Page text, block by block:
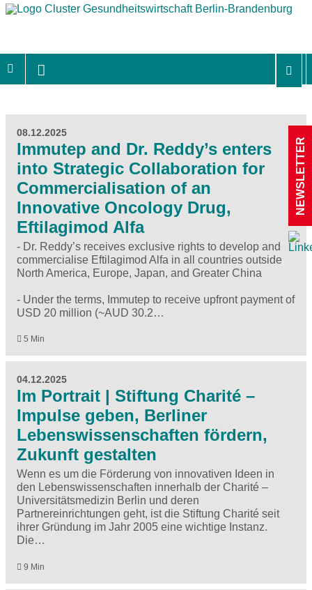
08.12.2025
Immutep and Dr. Reddy’s enters
into Strategic Collaboration for
Commercialisation of an
Innovative Oncology Drug,
Eftilagimod Alfa
- Dr. Reddy’s receives exclusive rights to develop and
commercialise Eftilagimod Alfa in all countries outside
North America, Europe, Japan, and Greater China
- Under the terms, Immutep to receive upfront payment of
USD 20 million (~AUD 30.2…
5 Min
04.12.2025
Im Portrait | Stiftung Charité –
Impulse geben, Berliner
Lebenswissenschaften fördern,
Zukunft gestalten
Wenn es um die Förderung von innovativen Ideen in
den Lebenswissenschaften innerhalb der Charité –
Universitätsmedizin Berlin und deren
Partnereinrichtungen geht, ist die Stiftung Charité seit
ihrer Gründung im Jahr 2005 eine wichtige Instanz.
Die…
9 Min
NEWSLETTER